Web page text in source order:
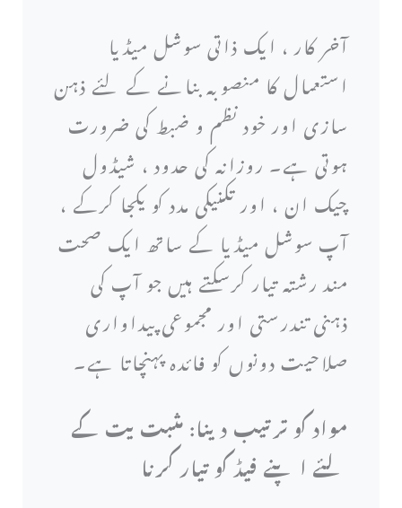
آخر کار ، ایک ذاتی سوشل میڈیا
استعمال کا منصوبہ بنانے کے لئے ذہن
سازی اور خود نظم و ضبط کی ضرورت
ہوتی ہے۔ روزانہ کی حدود ، شیڈول
چیک ان ، اور تکنیکی مدد کو یکجا کرکے ،
آپ سوشل میڈیا کے ساتھ ایک صحت
مند رشتہ تیار کرسکتے ہیں جو آپ کی
ذہنی تندرستی اور مجموعی پیداواری
صلاحیت دونوں کو فائدہ پہنچاتا ہے۔
مواد کو ترتیب دینا: مثبت یت کے
لئے اپنے فیڈ کو تیار کرنا